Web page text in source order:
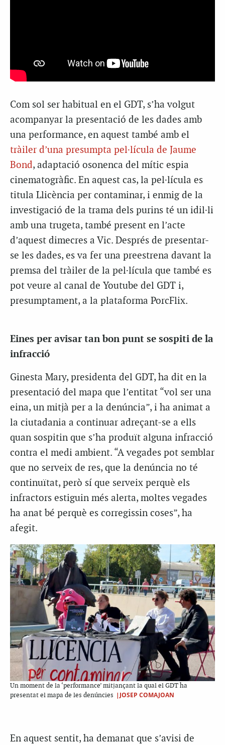
Com sol ser habitual en el GDT, s’ha volgut
acompanyar la presentació de les dades amb
una performance, en aquest també amb el
tràiler d’una presumpta pel·lícula de Jaume
Bond, adaptació osonenca del mític espia
cinematogràfic. En aquest cas, la pel·lícula es
titula Llicència per contaminar, i enmig de la
investigació de la trama dels purins té un idil·li
amb una trugeta, també present en l’acte
d’aquest dimecres a Vic. Després de presentar-
se les dades, es va fer una preestrena davant la
premsa del tràiler de la pel·lícula que també es
pot veure al canal de Youtube del GDT i,
presumptament, a la plataforma PorcFlix.
Eines per avisar tan bon punt se sospiti de la
infracció
Ginesta Mary, presidenta del GDT, ha dit en la
presentació del mapa que l’entitat “vol ser una
eina, un mitjà per a la denúncia”, i ha animat a
la ciutadania a continuar adreçant-se a ells
quan sospitin que s’ha produït alguna infracció
contra el medi ambient. “A vegades pot semblar
que no serveix de res, que la denúncia no té
continuïtat, però sí que serveix perquè els
infractors estiguin més alerta, moltes vegades
ha anat bé perquè es corregissin coses”, ha
afegit.
Un moment de la ‘performance’ mitjançant la qual el GDT ha
presentat el mapa de les denúncies |JOSEP COMAJOAN
En aquest sentit, ha demanat que s’avisi de